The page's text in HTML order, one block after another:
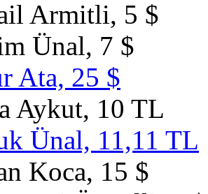
Armitli, 5 $
Ünal, 7 $
Ata, 25 $
Aykut, 10 TL
Ünal, 11,11 TL
Koca, 15 $